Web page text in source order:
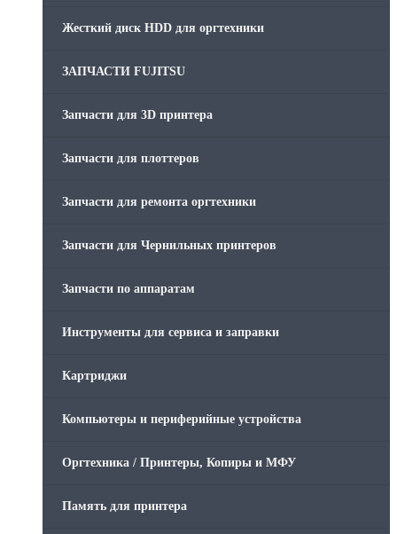
Жесткий диск HDD для оргтехники
ЗАПЧАСТИ FUJITSU
Запчасти для 3D принтера
Запчасти для плоттеров
Запчасти для ремонта оргтехники
Запчасти для Чернильных принтеров
Запчасти по аппаратам
Инструменты для сервиса и заправки
Картриджи
Компьютеры и периферийные устройства
Оргтехника / Принтеры, Копиры и МФУ
Память для принтера